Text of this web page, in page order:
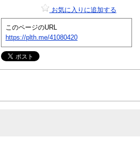
お気に入りに追加する
このページのURL
https://plth.me/41080420